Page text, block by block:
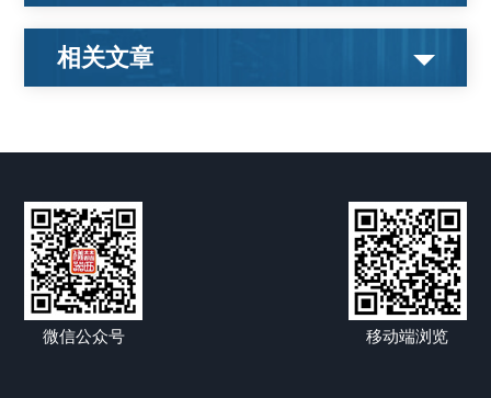
相关文章
微信公众号 移动端浏览